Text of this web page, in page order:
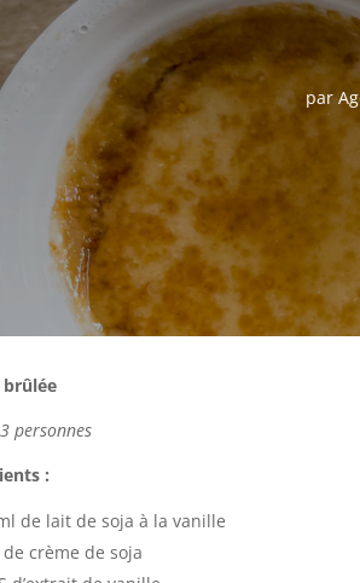
par
brûlée
personnes
:
de lait de soja à la vanille
de crème de soja